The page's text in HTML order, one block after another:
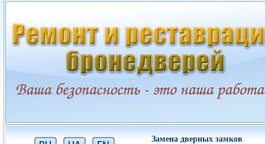
Замена дверных замков